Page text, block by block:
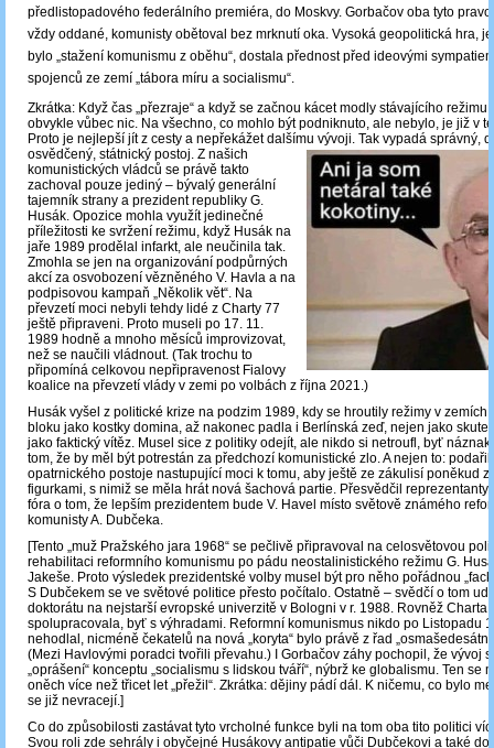
předlistopadového federálního premiéra, do Moskvy. Gorbačov oba tyto
vždy oddané, komunisty obětoval bez mrknutí oka. Vysoká geopolitická hra,
bylo „stažení komunismu z oběhu“, dostala přednost před ideovými
spojenců ze zemí „tábora míru a socialismu“.
Zkrátka: Když čas „přezraje“ a když se začnou kácet modly stávajícího
obvykle vůbec nic. Na všechno, co mohlo být podniknuto, ale nebylo, je již v
Proto je nejlepší jít z cesty a nepřekážet dalšímu vývoji. Tak vypadá správný,
osvědčený, státnický postoj. Z našich
komunistických vládců se právě takto
zachoval pouze jediný ‒ bývalý generální
tajemník strany a prezident republiky G.
Husák. Opozice mohla využít jedinečné
příležitosti ke svržení režimu, když Husák na
jaře 1989 prodělal infarkt, ale neučinila tak.
Zmohla se jen na organizování podpůrných
akcí za osvobození vězněného V. Havla a na
podpisovou kampaň „Několik vět“. Na
převzetí moci nebyli tehdy lidé z Charty 77
ještě připraveni. Proto museli po 17. 11.
1989 hodně a mnoho měsíců improvizovat,
než se naučili vládnout. (Tak trochu to
připomíná celkovou nepřipravenost Fialovy
koalice na převzetí vlády v zemi po volbách z října 2021.)
Husák vyšel z politické krize na podzim 1989, kdy se hroutily režimy v zemích
bloku jako kostky domina, až nakonec padla i Berlínská zeď, nejen jako
jako faktický vítěz. Musel sice z politiky odejít, ale nikdo si netroufl, byť
tom, že by měl být potrestán za předchozí komunistické zlo. A nejen to:
opatrnického postoje nastupující moci k tomu, aby ještě ze zákulisí poněkud
figurkami, s nimiž se měla hrát nová šachová partie. Přesvědčil reprezentanty
fóra o tom, že lepším prezidentem bude V. Havel místo světově známého
komunisty A. Dubčeka.
[Tento „muž Pražského jara 1968“ se pečlivě připravoval na celosvětovou
rehabilitaci reformního komunismu po pádu neostalinistického režimu G.
Jakeše. Proto výsledek prezidentské volby musel být pro něho pořádnou
S Dubčekem se ve světové politice přesto počítalo. Ostatně – svědčí o tom
doktorátu na nejstarší evropské univerzitě v Bologni v r. 1988. Rovněž Charta
spolupracovala, byť s výhradami. Reformní komunismus nikdo po Listopadu
nehodlal, nicméně čekatelů na nová „koryta“ bylo právě z řad
(Mezi Havlovými poradci tvořili převahu.) I Gorbačov záhy pochopil, že vývoj
„oprášení“ konceptu „socialismu s lidskou tváří“, nýbrž ke globalismu. Ten se
oněch více než třicet let „přežil“. Zkrátka: dějiny pádí dál. K ničemu, co bylo
se již nevracejí.]
Co do způsobilosti zastávat tyto vrcholné funkce byli na tom oba tito politici
Svou roli zde sehrály i obyčejné Husákovy antipatie vůči Dubčekovi a také